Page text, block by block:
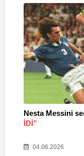
Nesta Messini
IDI”
04.06.2026